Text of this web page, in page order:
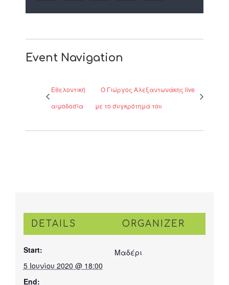
Event Navigation
Εθελοντική
αιμοδοσία
Ο Γιώργος Αλεξαντωνάκης live
με το συγκρότημά του
DETAILS
Start:
5 Ιουνίου 2020 @ 18:00
End:
ORGANIZER
Μαδέρι